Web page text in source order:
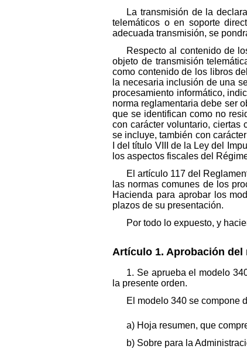
La transmisión de la
telemáticos o en soporte
adecuada transmisión, se
Respecto al contenido de
objeto de transmisión
como contenido de los libros
la necesaria inclusión de una
procesamiento informático,
norma reglamentaria debe ser
que se identifican como no
con carácter voluntario,
se incluye, también con
I del título VIII de la Ley del
los aspectos fiscales del
El artículo 117 del
las normas comunes de los
Hacienda para aprobar los
plazos de su presentación.
Por todo lo expuesto, y
Artículo 1. Aprobación del
1. Se aprueba el modelo
la presente orden.
El modelo 340 se compone
a) Hoja resumen, que
b) Sobre para la